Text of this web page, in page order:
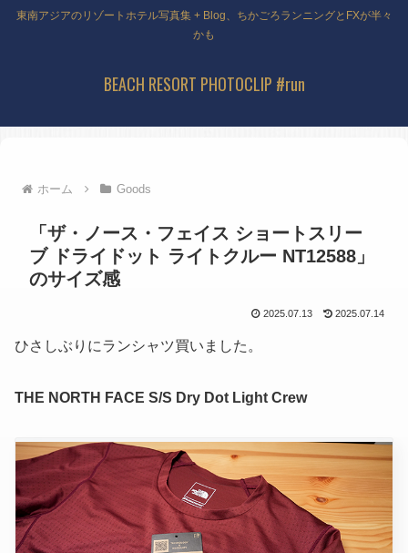
東南アジアのリゾートホテル写真集 + Blog、ちかごろランニングとFXが半々
かも
BEACH RESORT PHOTOCLIP #run
ホーム Goods
「ザ・ノース・フェイス ショートスリー
ブ ドライドット ライトクルー NT12588」
のサイズ感
2025.07.13 2025.07.14
ひさしぶりにランシャツ買いました。
THE NORTH FACE S/S Dry Dot Light Crew